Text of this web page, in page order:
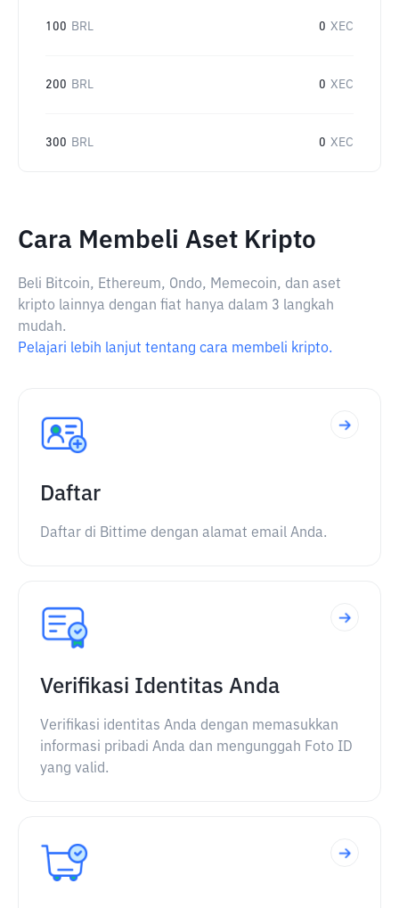
100 BRL 0 XEC
200 BRL 0 XEC
300 BRL 0 XEC
Cara Membeli Aset Kripto
Beli Bitcoin, Ethereum, Ondo, Memecoin, dan aset
kripto lainnya dengan fiat hanya dalam 3 langkah
mudah.
Pelajari lebih lanjut tentang cara membeli kripto.
Daftar
Daftar di Bittime dengan alamat email Anda.
Verifikasi Identitas Anda
Verifikasi identitas Anda dengan memasukkan
informasi pribadi Anda dan mengunggah Foto ID
yang valid.